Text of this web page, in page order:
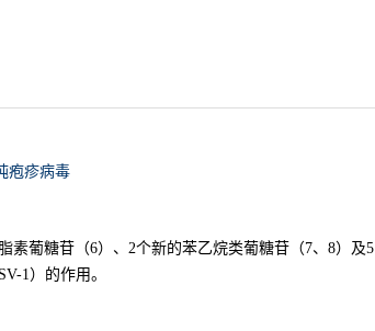
疱疹病毒
素葡糖苷（6）、2个新的苯乙烷类葡糖苷（7、8）及5
1）的作用。